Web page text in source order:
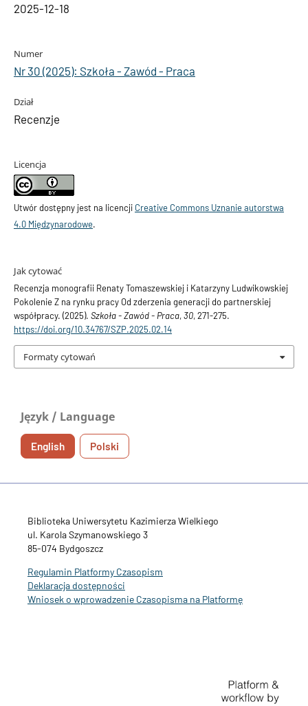
2025-12-18
Numer
Nr 30 (2025): Szkoła - Zawód - Praca
Dział
Recenzje
Licencja
Utwór dostępny jest na licencji Creative Commons Uznanie autorstwa
4.0 Międzynarodowe.
Jak cytować
Recenzja monografii Renaty Tomaszewskiej i Katarzyny Ludwikowskiej
Pokolenie Z na rynku pracy Od zderzenia generacji do partnerskiej
współpracy. (2025). Szkoła - Zawód - Praca,30, 271-275.
https://doi.org/10.34767/SZP.2025.02.14
Formaty cytowań
Język / Language
English Polski
Biblioteka Uniwersytetu Kazimierza Wielkiego
ul. Karola Szymanowskiego 3
85-074 Bydgoszcz
Regulamin Platformy Czasopism
Deklaracja dostępności
Wniosek o wprowadzenie Czasopisma na Platformę